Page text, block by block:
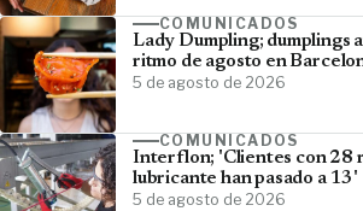
COMUNICADOS
Lady Dumpling; dumplings
ritmo de agosto en
5 de agosto de 2026
COMUNICADOS
Interflon; 'Clientes con 28
lubricante han pasado a 13'
5 de agosto de 2026